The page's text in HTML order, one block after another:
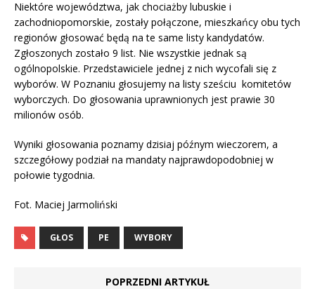
Niektóre województwa, jak chociażby lubuskie i
zachodniopomorskie, zostały połączone, mieszkańcy obu tych
regionów głosować będą na te same listy kandydatów.
Zgłoszonych zostało 9 list. Nie wszystkie jednak są
ogólnopolskie. Przedstawiciele jednej z nich wycofali się z
wyborów. W Poznaniu głosujemy na listy sześciu komitetów
wyborczych. Do głosowania uprawnionych jest prawie 30
milionów osób.
Wyniki głosowania poznamy dzisiaj późnym wieczorem, a
szczegółowy podział na mandaty najprawdopodobniej w
połowie tygodnia.
Fot. Maciej Jarmoliński
GŁOS PE WYBORY
POPRZEDNI ARTYKUŁ